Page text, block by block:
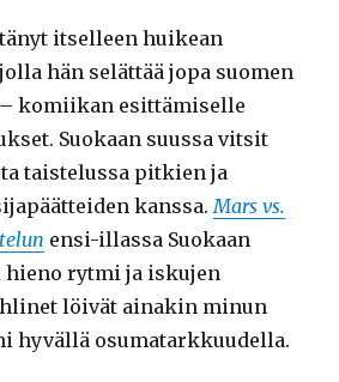
itselleen huikean
hän selättää jopa suomen
komiikan esittämiselle
Suokaan suussa vitsit
taistelussa pitkien ja
kanssa. Mars vs.
ensi-illassa Suokaan
rytmi ja iskujen
löivät ainakin minun
hyvällä osumatarkkuudella.